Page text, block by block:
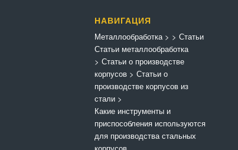
НАВИГАЦИЯ
Металлообработка>
Статьи металлообработка
> Статьи
> Статьи о производстве
корпусов> Статьи о
производстве корпусов из
стали>
Какие инструменты и
приспособления используются
для производства стальных